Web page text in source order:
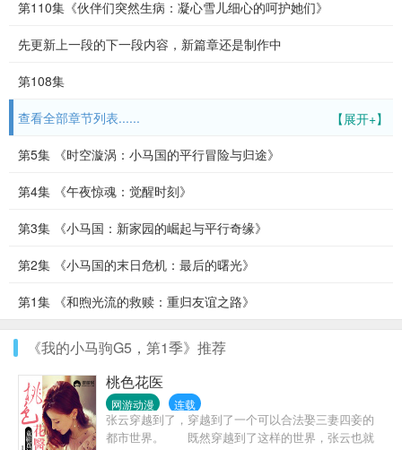
第110集《伙伴们突然生病：凝心雪儿细心的呵护她们》
先更新上一段的下一段内容，新篇章还是制作中
第108集
【展开+】
查看全部章节列表......
第5集 《时空漩涡：小马国的平行冒险与归途》
第4集 《午夜惊魂：觉醒时刻》
第3集 《小马国：新家园的崛起与平行奇缘》
第2集 《小马国的末日危机：最后的曙光》
第1集 《和煦光流的救赎：重归友谊之路》
《我的小马驹G5，第1季》推荐
桃色花医
网游动漫 连载
张云穿越到了，穿越到了一个可以合法娶三妻四妾的
都市世界。 既然穿越到了这样的世界，张云也就